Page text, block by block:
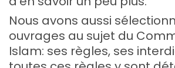
Nous avons aussi
ouvrages au sujet du
Islam: ses règles, ses